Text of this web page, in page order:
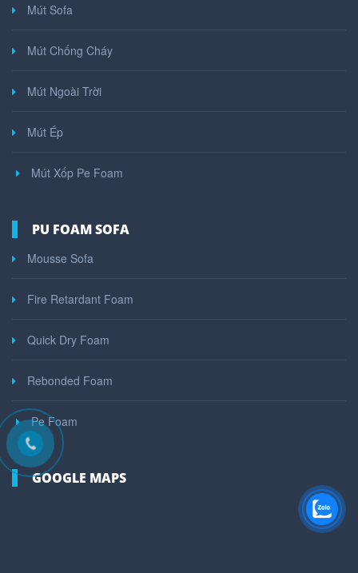
Mút Sofa
Mút Chống Cháy
Mút Ngoài Trời
Mút Ép
Mút Xốp Pe Foam
PU FOAM SOFA
Mousse Sofa
Fire Retardant Foam
Quick Dry Foam
Rebonded Foam
Pe Foam
GOOGLE MAPS